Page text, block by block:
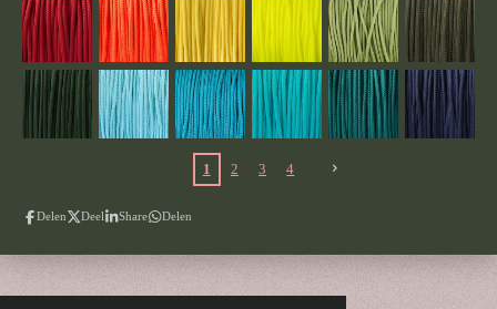
1 2 3 4
Delen Deel Share Delen